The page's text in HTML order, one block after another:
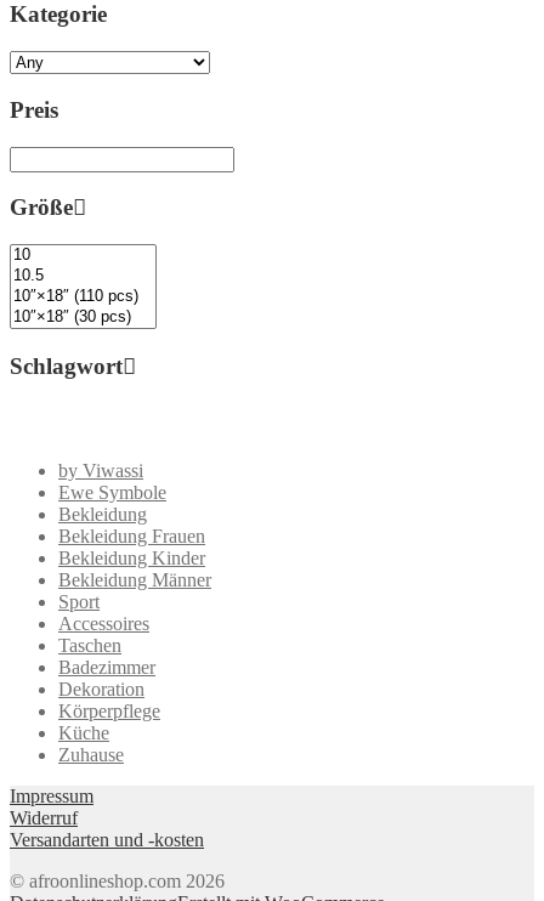
Kategorie
Preis
Größe
Schlagwort
by Viwassi
Ewe Symbole
Bekleidung
Bekleidung Frauen
Bekleidung Kinder
Bekleidung Männer
Sport
Accessoires
Taschen
Badezimmer
Dekoration
Körperpflege
Küche
Zuhause
Impressum
Widerruf
Versandarten und -kosten
© afroonlineshop.com 2026